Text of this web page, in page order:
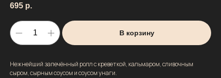
695 р.
В корзину
Нежнейший запечённый ролл с креветкой, кальмаром, сливочным
сыром, сырным соусом и соусом унаги.